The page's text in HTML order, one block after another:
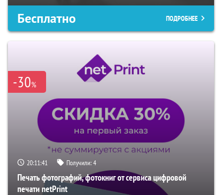
Бесплатно ПОДРОБНЕЕ
-30%
20:11:40 Получили:4
Печать фотографий, фотокниг от сервиса цифровой
печати netPrint